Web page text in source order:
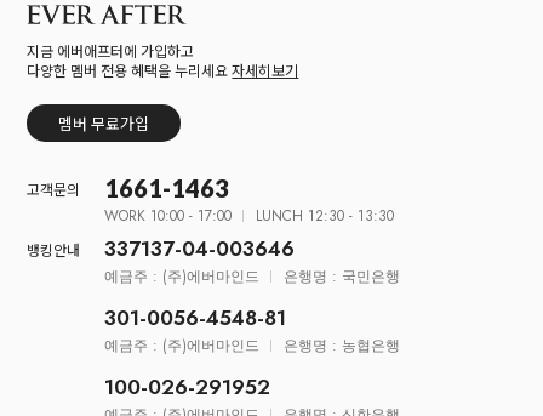
지금 에버애프터에 가입하고
다양한 멤버 전용 혜택을 누리세요자세히보기
멤버 무료가입
고객문의 1661-1463
WORK 10:00 - 17:00 LUNCH 12:30 - 13:30
뱅킹안내 337137-04-003646
예금주 : (주)에버마인드 은행명 : 국민은행
301-0056-4548-81
예금주 : (주)에버마인드 은행명 : 농협은행
100-026-291952